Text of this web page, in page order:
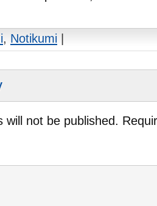
, Notikumi
will not be published.